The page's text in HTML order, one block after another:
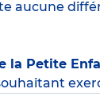
aucune
la Petite